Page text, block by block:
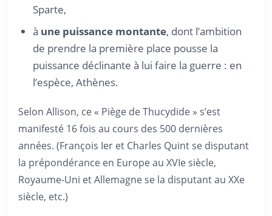
Sparte,
à une puissance montante, dont l’ambition
de prendre la première place pousse la
puissance déclinante à lui faire la guerre : en
l’espèce, Athènes.
Selon Allison, ce « Piège de Thucydide » s’est
manifesté 16 fois au cours des 500 dernières
années. (François Ier et Charles Quint se disputant
la prépondérance en Europe au XVIe siècle,
Royaume-Uni et Allemagne se la disputant au XXe
siècle, etc.)